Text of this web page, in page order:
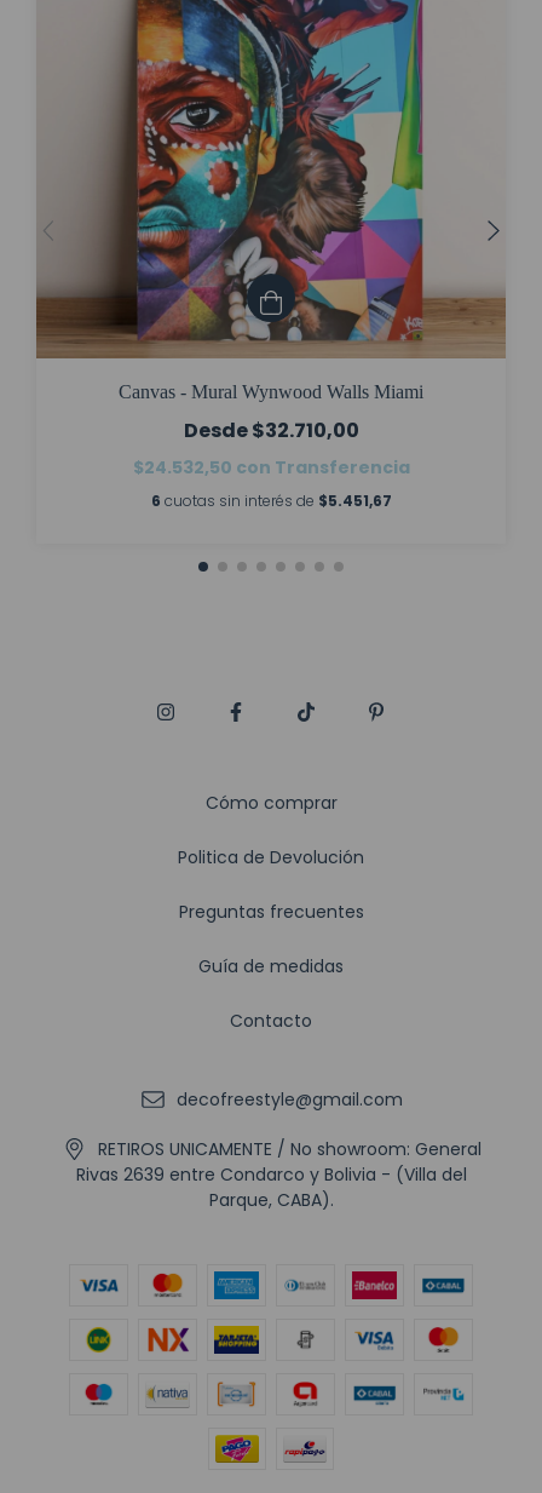
Canvas - Mural Wynwood Walls Miami
$32.710,00
$24.532,50 con Transferencia
6 cuotas sin interés de $5.451,67
Cómo comprar
Politica de Devolución
Preguntas frecuentes
Guía de medidas
Contacto
decofreestyle@gmail.com
RETIROS UNICAMENTE / No showroom: General
Rivas 2639 entre Condarco y Bolivia - (Villa del
Parque, CABA).